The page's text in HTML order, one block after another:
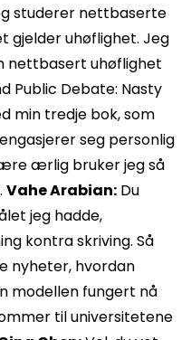
studerer nettbaserte
gjelder uhøflighet. Jeg
nettbasert uhøflighet
Public Debate: Nasty
min tredje bok, som
seg personlig
ærlig bruker jeg så
Vahe Arabian: Du
jeg hadde,
kontra skriving. Så
nyheter, hvordan
modellen fungert nå
til universitetene